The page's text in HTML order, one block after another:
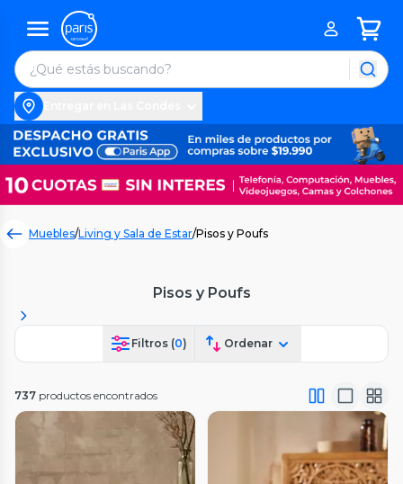
Muebles/Living y Sala de Estar/Pisos y Poufs
Pisos y Poufs
Filtros (0) Ordenar
737 productos encontrados